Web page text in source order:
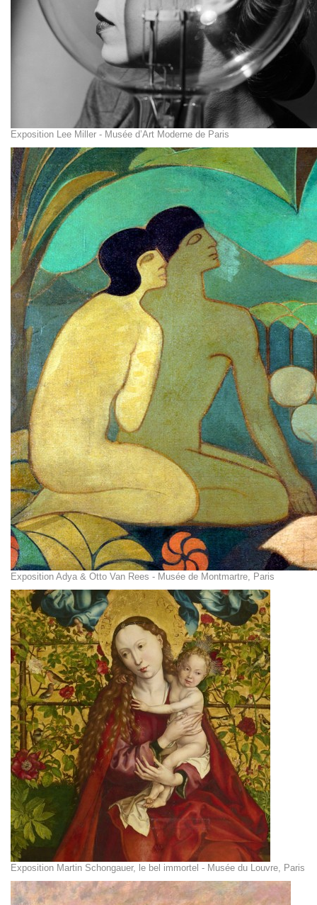
Exposition Lee Miller - Musée d’Art Moderne de Paris
Exposition Adya & Otto Van Rees - Musée de Montmartre, Paris
Exposition Martin Schongauer, le bel immortel - Musée du Louvre, Paris